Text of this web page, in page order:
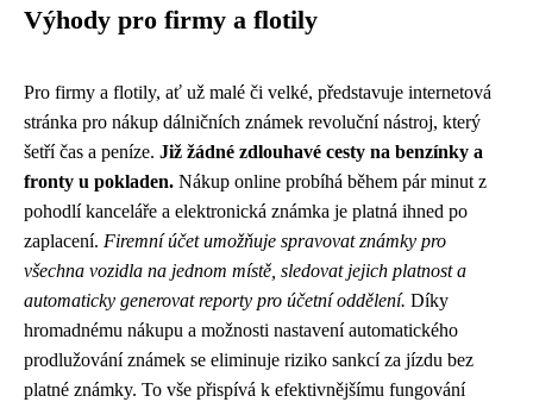
Výhody pro firmy a flotily
Pro firmy a flotily, ať už malé či velké, představuje internetová
stránka pro nákup dálničních známek revoluční nástroj, který
šetří čas a peníze. Již žádné zdlouhavé cesty na benzínky a
fronty u pokladen. Nákup online probíhá během pár minut z
pohodlí kanceláře a elektronická známka je platná ihned po
zaplacení. Firemní účet umožňuje spravovat známky pro
všechna vozidla na jednom místě, sledovat jejich platnost a
automaticky generovat reporty pro účetní oddělení. Díky
hromadnému nákupu a možnosti nastavení automatického
prodlužování známek se eliminuje riziko sankcí za jízdu bez
platné známky. To vše přispívá k efektivnějšímu fungování